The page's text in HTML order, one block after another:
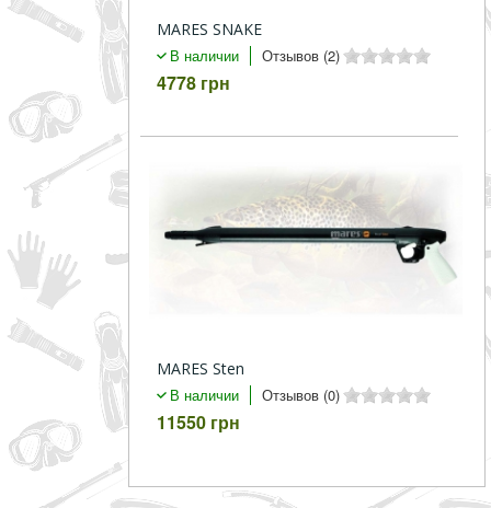
MARES SNAKE
В наличии
Отзывов (2)
4778 грн
MARES Sten
В наличии
Отзывов (0)
11550 грн